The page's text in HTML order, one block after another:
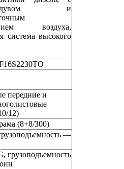
и
воздуха,
система высокого
передние и
12)
(8+8/300)
—
грузоподъемность